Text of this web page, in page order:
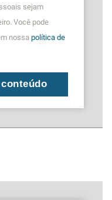
sejam
Você pode
nossa política de